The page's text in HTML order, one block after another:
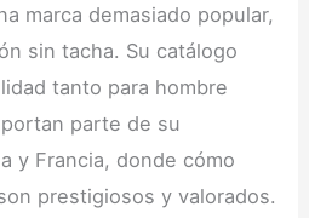
marca demasiado popular,
sin tacha. Su catálogo
tanto para hombre
parte de su
y Francia, donde cómo
prestigiosos y valorados.